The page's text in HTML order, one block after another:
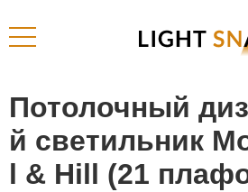
Потолочный
й светильник
l & Hill (21